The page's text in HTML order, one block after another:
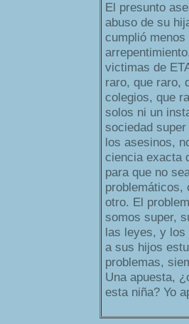
El presunto
abuso de su
cumplió
victimas de
raro, que raro,
colegios, que
solos ni un
sociedad
los asesinos,
ciencia exacta
para que no
problemáticos,
otro. El
somos super,
las leyes, y
a sus hijos
problemas,
Una apuesta,
esta niña? Yo